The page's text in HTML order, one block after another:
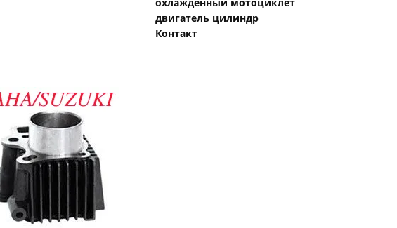
двигатель цилиндр
Контакт